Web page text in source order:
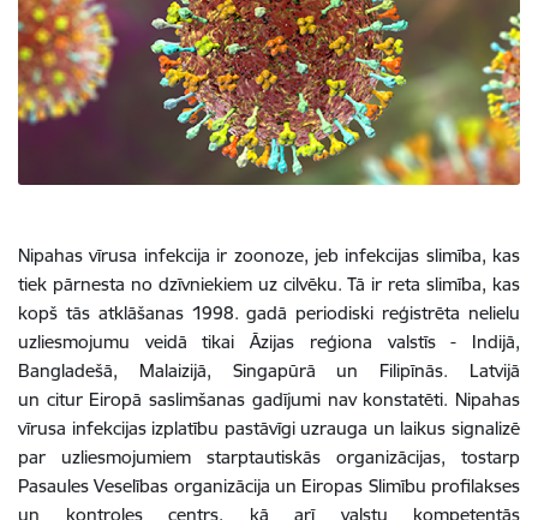
Nipahas vīrusa infekcija ir zoonoze, jeb infekcijas slimība, kas
tiek pārnesta no dzīvniekiem uz cilvēku. Tā ir reta slimība, kas
kopš tās atklāšanas 1998. gadā periodiski reģistrēta nelielu
uzliesmojumu veidā tikai Āzijas reģiona valstīs - Indijā,
Bangladešā, Malaizijā, Singapūrā un Filipīnās. Latvijā
un citur Eiropā saslimšanas gadījumi nav konstatēti. Nipahas
vīrusa infekcijas izplatību pastāvīgi uzrauga un laikus signalizē
par uzliesmojumiem starptautiskās organizācijas, tostarp
Pasaules Veselības organizācija un Eiropas Slimību profilakses
un kontroles centrs, kā arī valstu kompetentās